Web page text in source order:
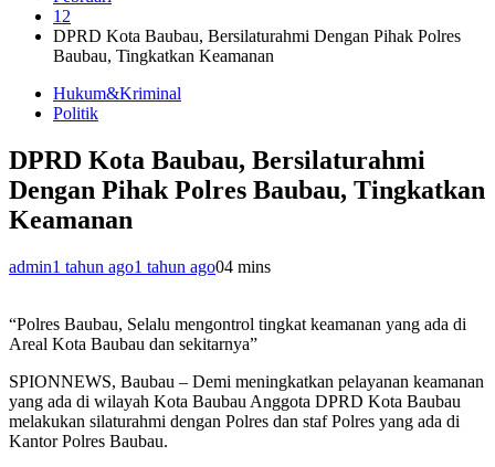
12
DPRD Kota Baubau, Bersilaturahmi Dengan Pihak Polres
Baubau, Tingkatkan Keamanan
Hukum&Kriminal
Politik
DPRD Kota Baubau, Bersilaturahmi
Dengan Pihak Polres Baubau, Tingkatkan
Keamanan
admin1 tahun ago1 tahun ago04 mins
“Polres Baubau, Selalu mengontrol tingkat keamanan yang ada di
Areal Kota Baubau dan sekitarnya”
SPIONNEWS, Baubau – Demi meningkatkan pelayanan keamanan
yang ada di wilayah Kota Baubau Anggota DPRD Kota Baubau
melakukan silaturahmi dengan Polres dan staf Polres yang ada di
Kantor Polres Baubau.